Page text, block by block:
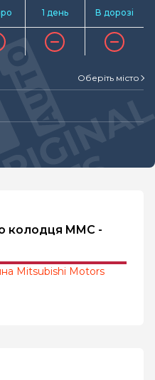
1 день В дорозі
Оберіть місто
колодця MMC -
Mitsubishi Motors